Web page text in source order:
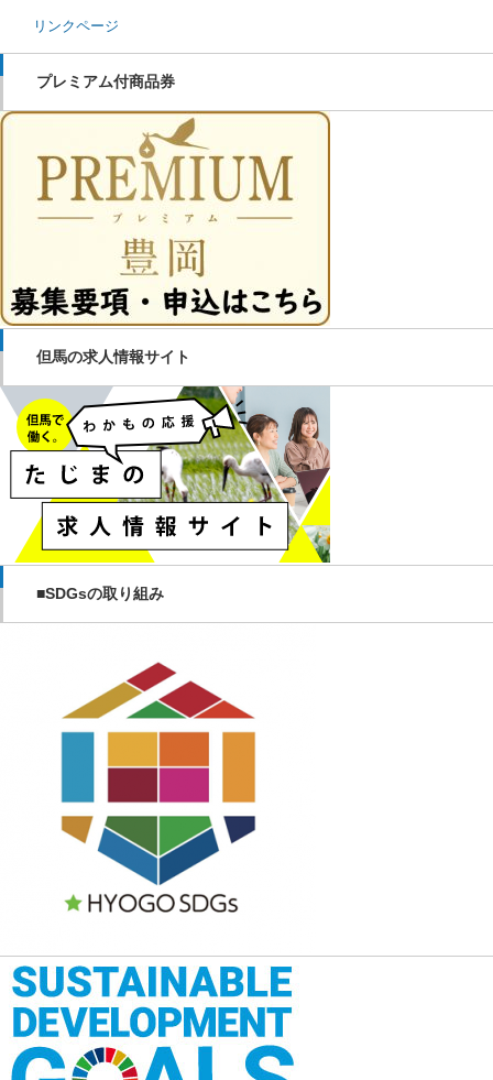
リンクページ
プレミアム付商品券
但馬の求人情報サイト
■SDGsの取り組み